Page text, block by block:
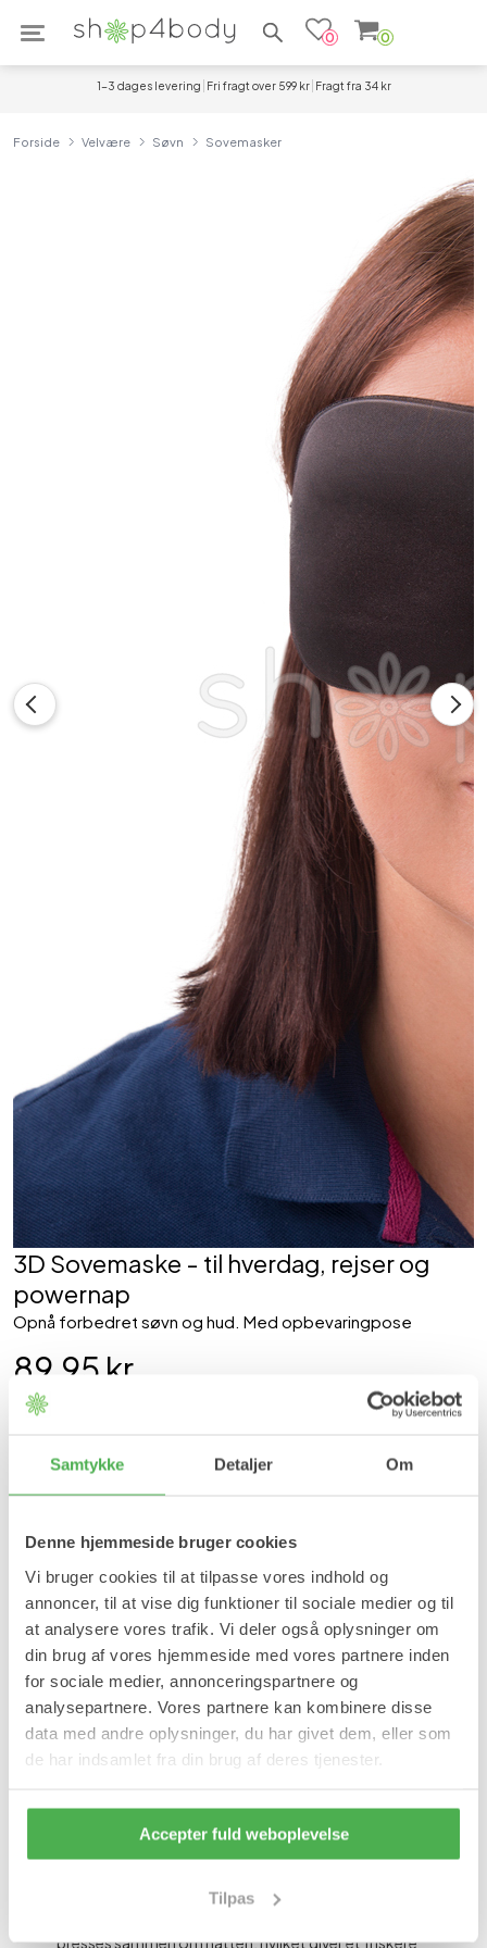
Samtykke Detaljer Om
Denne hjemmeside bruger cookies
Vi bruger cookies til at tilpasse vores indhold og
annoncer, til at vise dig funktioner til sociale medier og til
at analysere vores trafik. Vi deler også oplysninger om
din brug af vores hjemmeside med vores partnere inden
for sociale medier, annonceringspartnere og
analysepartnere. Vores partnere kan kombinere disse
data med andre oplysninger, du har givet dem, eller som
de har indsamlet fra din brug af deres tjenester.
Accepter fuld weboplevelse
Tilpas
Søg efter produkter
0 0
1-3 dages levering Fri fragt over 599 kr Fragt fra 34 kr
Forside Velvære Søvn Sovemasker
3D Sovemaske - til hverdag, rejser og
powernap
Opnå forbedret søvn og hud. Med opbevaringpose
89,95 kr
Farve: Sort
Forventet leveringstid:1-2 hverdage
Produktinformation
3D sovemasken er fremstillet i et lækkert blødt og åndbart
materiale. 3D masken er designet til at dække øjnene og er
samtidig komfortabel, da øjnene frit kan bevæge sig under
masken.
Fordele:
Åndbart og blødt materiale.
Holder lys ude.
Komfortabel.
Justerbar rem.
presses sammen om natten, hvilket giver et friskere